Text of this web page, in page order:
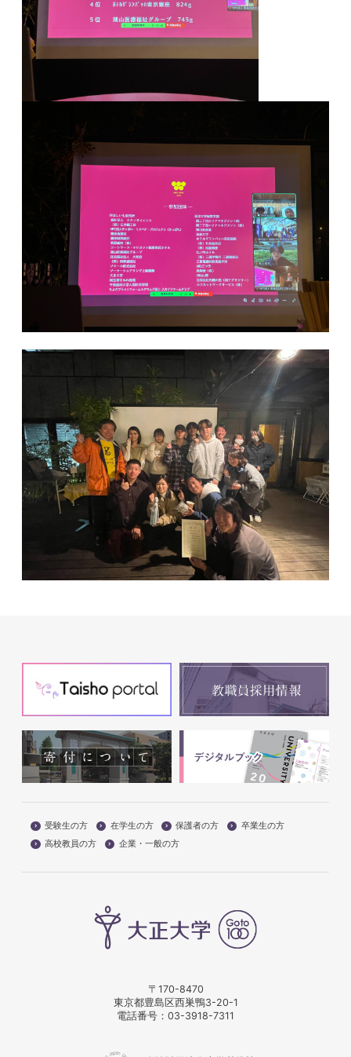
受験生の方 在学生の方 保護者の方
卒業生の方
高校教員の方
企業・一般の方
〒170-8470
東京都豊島区西巣鴨3-20-1
電話番号： 03-3918-7311